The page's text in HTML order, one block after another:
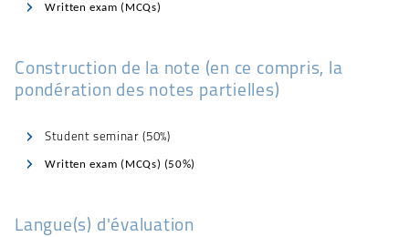
Written exam (MCQs)
Construction de la note (en ce compris, la
pondération des notes partielles)
Student seminar (50%)
Written exam (MCQs) (50%)
Langue(s) d'évaluation